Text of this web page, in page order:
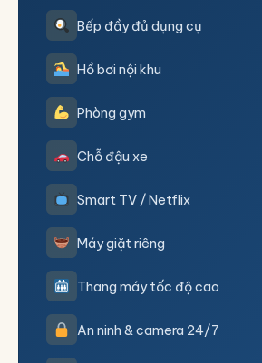
Bếp đầy đủ dụng cụ
Hồ bơi nội khu
Phòng gym
Chỗ đậu xe
Smart TV / Netflix
Máy giặt riêng
Thang máy tốc độ cao
An ninh & camera 24/7